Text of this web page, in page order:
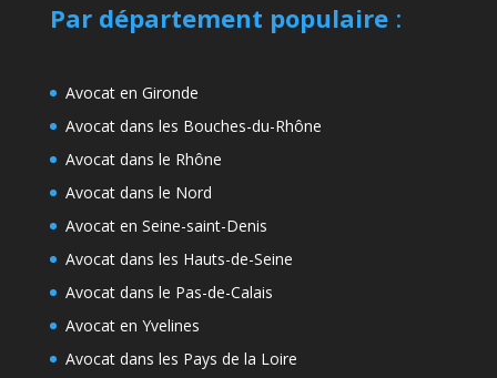
Par département populaire:
Avocat en Gironde
Avocat dans les Bouches-du-Rhône
Avocat dans le Rhône
Avocat dans le Nord
Avocat en Seine-saint-Denis
Avocat dans les Hauts-de-Seine
Avocat dans le Pas-de-Calais
Avocat en Yvelines
Avocat dans les Pays de la Loire